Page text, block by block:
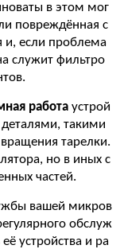
в этом мог
повреждённая с
и, если проблема
служит фильтро
работа устрой
такими
тарелки.
но в иных с
частей.
вашей микров
обслуж
устройства и ра